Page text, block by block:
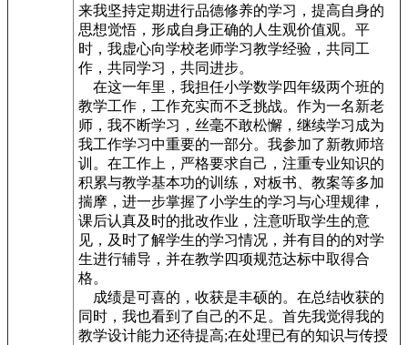
来我坚持定期进行品德修养的学习，提高自身的
思想觉悟，形成自身正确的人生观价值观。平
时，我虚心向学校老师学习教学经验，共同工
作，共同学习，共同进步。
在这一年里，我担任小学数学四年级两个班的
教学工作，工作充实而不乏挑战。作为一名新老
师，我不断学习，丝毫不敢松懈，继续学习成为
我工作学习中重要的一部分。我参加了新教师培
训。在工作上，严格要求自己，注重专业知识的
积累与教学基本功的训练，对板书、教案等多加
揣摩，进一步掌握了小学生的学习与心理规律，
课后认真及时的批改作业，注意听取学生的意
见，及时了解学生的学习情况，并有目的的对学
生进行辅导，并在教学四项规范达标中取得合
格。
成绩是可喜的，收获是丰硕的。在总结收获的
同时，我也看到了自己的不足。首先我觉得我的
教学设计能力还待提高;在处理已有的知识与传授